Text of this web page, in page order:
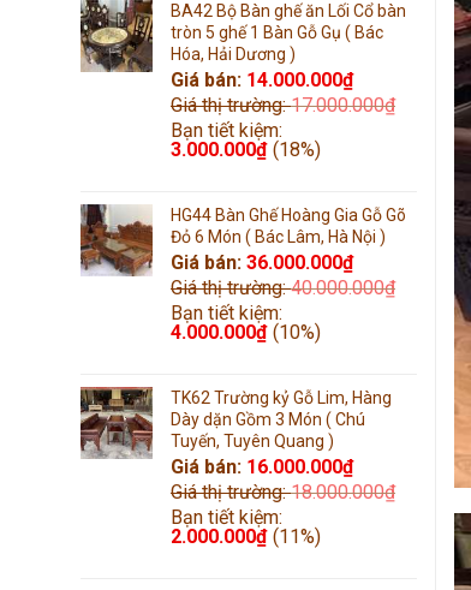
BA42 Bộ Bàn ghế ăn Lối Cổ bàn
tròn 5 ghế 1 Bàn Gỗ Gụ ( Bác
Hóa, Hải Dương )
Giá bán: 14.000.000₫
Giá thị trường:17.000.000₫
Bạn tiết kiệm:
3.000.000₫ (18%)
HG44 Bàn Ghế Hoàng Gia Gỗ Gõ
Đỏ 6 Món ( Bác Lâm, Hà Nội )
Giá bán: 36.000.000₫
Giá thị trường:40.000.000₫
Bạn tiết kiệm:
4.000.000₫ (10%)
TK62 Trường kỷ Gỗ Lim, Hàng
Dày dặn Gồm 3 Món ( Chú
Tuyến, Tuyên Quang )
Giá bán: 16.000.000₫
Giá thị trường:18.000.000₫
Bạn tiết kiệm:
2.000.000₫ (11%)